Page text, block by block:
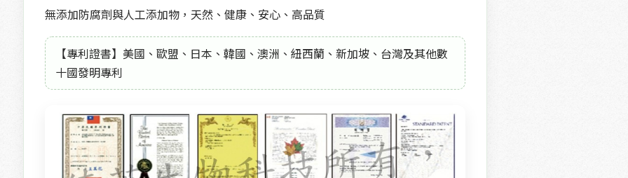
無添加防腐劑與人工添加物，天然、健康、安心、高品質
【專利證書】美國、歐盟、日本、韓國、澳洲、紐西蘭、新加坡、台灣及其他數
十國發明專利